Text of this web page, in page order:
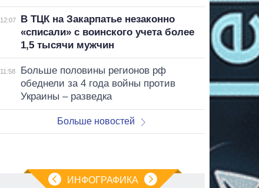
12:07
В ТЦК на Закарпатье незаконно
«списали» с воинского учета более
1,5 тысячи мужчин
11:58
Больше половины регионов рф
обеднели за 4 года войны против
Украины – разведка
Больше новостей
ИНФОГРАФИКА